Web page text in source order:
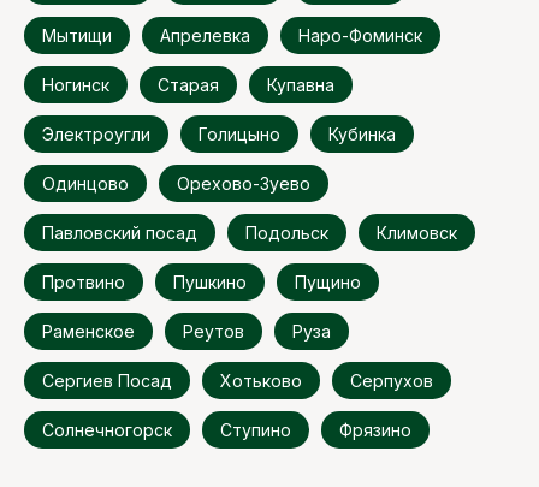
Мытищи Апрелевка Наро-Фоминск
Ногинск Старая Купавна
Электроугли Голицыно Кубинка
Одинцово Орехово-Зуево
Павловский посад Подольск Климовск
Протвино Пушкино Пущино
Раменское Реутов Руза
Сергиев Посад Хотьково Серпухов
Солнечногорск Ступино Фрязино